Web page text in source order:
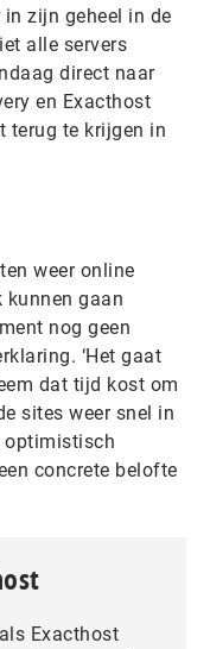
zijn geheel in de
alle servers
direct naar
en Exacthost
terug te krijgen in
weer online
kunnen gaan
nog geen
‘Het gaat
dat tijd kost om
sites weer snel in
optimistisch
concrete belofte
Exacthost